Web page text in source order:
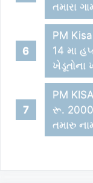
તમારા
PM
14 મા
PM
રૂ. 2000
તમારુ